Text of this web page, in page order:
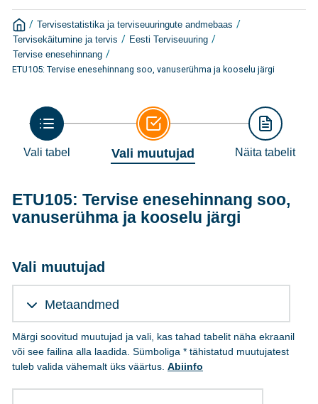
/ Tervisestatistika ja terviseuuringute andmebaas /
Tervisekäitumine ja tervis / Eesti Terviseuuring /
Tervise enesehinnang /
ETU105: Tervise enesehinnang soo, vanuserühma ja kooselu järgi
Vali tabel Vali muutujad Näita tabelit
ETU105: Tervise enesehinnang soo,
vanuserühma ja kooselu järgi
Vali muutujad
Metaandmed
Märgi soovitud muutujad ja vali, kas tahad tabelit näha ekraanil
või see failina alla laadida. Sümboliga * tähistatud muutujatest
tuleb valida vähemalt üks väärtus. Abiinfo